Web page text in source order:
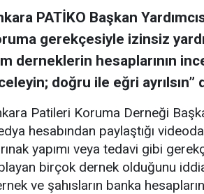
PATİKO Başkan
gerekçesiyle izinsiz
derneklerin hesaplarının
doğru ile eğri ayrılsın”
Patileri Koruma Derneği
hesabından paylaştığı
yapımı veya tedavi gibi
birçok dernek olduğunu
ve şahısların banka